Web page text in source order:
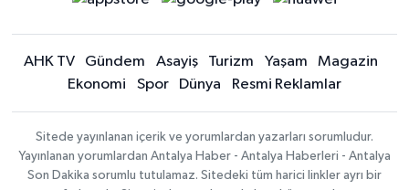
AHK TV Gündem Asayiş Turizm Yaşam
Magazin
Ekonomi
Spor Dünya Resmi Reklamlar
Sitede yayınlanan içerik ve yorumlardan yazarları sorumludur.
Yayınlanan yorumlardan Antalya Haber - Antalya Haberleri - Antalya
Son Dakika sorumlu tutulamaz. Sitedeki tüm harici linkler ayrı bir